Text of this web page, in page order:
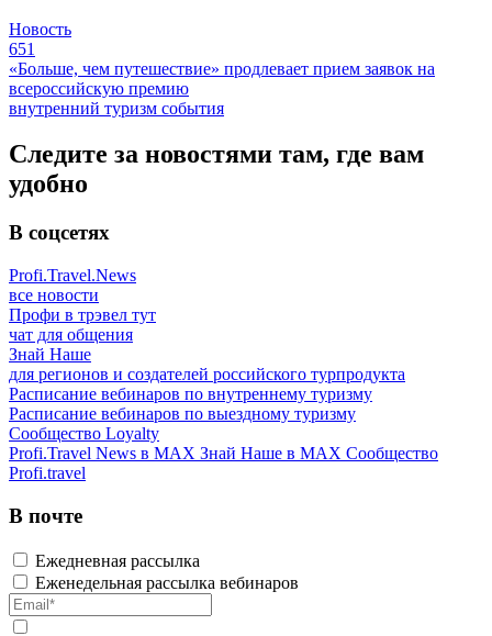
Новость
651
«Больше, чем путешествие» продлевает прием заявок на
всероссийскую премию
внутренний туризм события
Следите за новостями там, где вам
удобно
В соцсетях
Profi.Travel.News
все новости
Профи в трэвел тут
чат для общения
Знай Наше
для регионов и создателей российского турпродукта
Расписание вебинаров по внутреннему туризму
Расписание вебинаров по выездному туризму
Сообщество Loyalty
Profi.Travel News в MAX Знай Наше в MAX Сообщество
Profi.travel
В почте
Ежедневная рассылка
Еженедельная рассылка вебинаров